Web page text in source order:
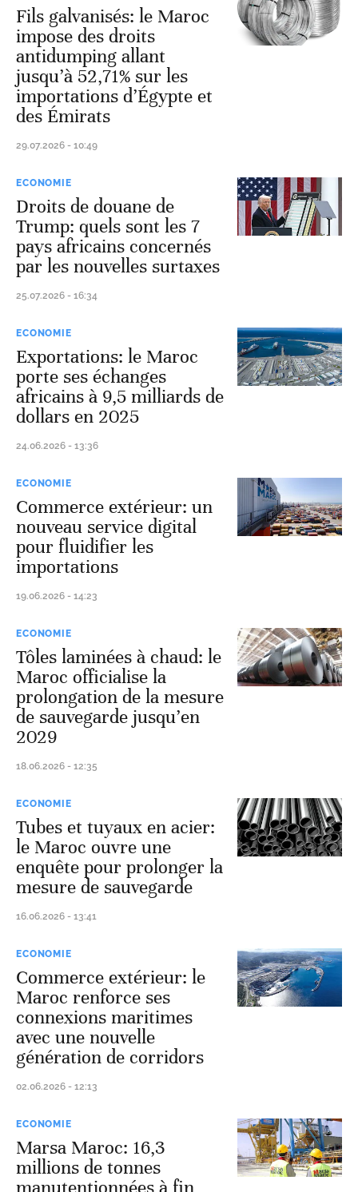
Fils galvanisés: le Maroc
impose des droits
antidumping allant
jusqu’à 52,71% sur les
importations d’Égypte et
des Émirats
29.07.2026 - 10:49
ECONOMIE
Droits de douane de
Trump: quels sont les 7
pays africains concernés
par les nouvelles surtaxes
25.07.2026 - 16:34
ECONOMIE
Exportations: le Maroc
porte ses échanges
africains à 9,5 milliards de
dollars en 2025
24.06.2026 - 13:36
ECONOMIE
Commerce extérieur: un
nouveau service digital
pour fluidifier les
importations
19.06.2026 - 14:23
ECONOMIE
Tôles laminées à chaud: le
Maroc officialise la
prolongation de la mesure
de sauvegarde jusqu’en
2029
18.06.2026 - 12:35
ECONOMIE
Tubes et tuyaux en acier:
le Maroc ouvre une
enquête pour prolonger la
mesure de sauvegarde
16.06.2026 - 13:41
ECONOMIE
Commerce extérieur: le
Maroc renforce ses
connexions maritimes
avec une nouvelle
génération de corridors
02.06.2026 - 12:13
ECONOMIE
Marsa Maroc: 16,3
millions de tonnes